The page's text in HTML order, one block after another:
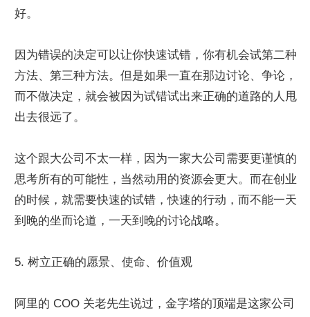
好。
因为错误的决定可以让你快速试错，你有机会试第二种
方法、第三种方法。但是如果一直在那边讨论、争论，
而不做决定，就会被因为试错试出来正确的道路的人甩
出去很远了。
这个跟大公司不太一样，因为一家大公司需要更谨慎的
思考所有的可能性，当然动用的资源会更大。而在创业
的时候，就需要快速的试错，快速的行动，而不能一天
到晚的坐而论道，一天到晚的讨论战略。
5. 树立正确的愿景、使命、价值观
阿里的 COO 关老先生说过，金字塔的顶端是这家公司